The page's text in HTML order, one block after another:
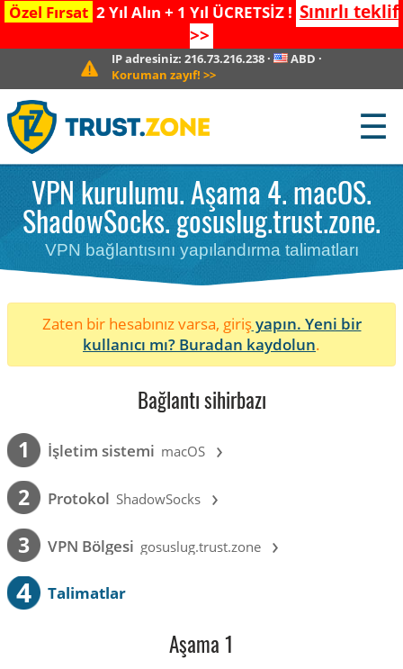
Özel Fırsat 2 Yıl Alın + 1 Yıl ÜCRETSİZ ! Sınırlı teklif
>>
IP adresiniz:216.73.216.238 · ABD ·
Koruman zayıf! >>
☰
VPN kurulumu. Aşama 4. macOS.
ShadowSocks. gosuslug.trust.zone.
VPN bağlantısını yapılandırma talimatları
Zaten bir hesabınız varsa, girişyapın. Yeni bir
kullanıcı mı? Buradan kaydolun.
Bağlantı sihirbazı
1 İşletim sistemi macOS ›
2 Protokol ShadowSocks ›
3 VPN Bölgesi gosuslug.trust.zone ›
4 Talimatlar
Aşama 1